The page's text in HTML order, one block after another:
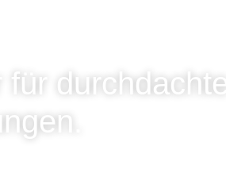
für durchdachte